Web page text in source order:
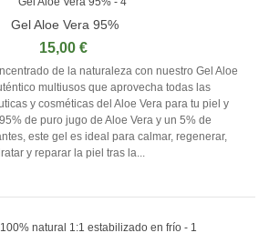
Gel Aloe Vera 95%
15,00 €
de la naturaleza con nuestro Gel Aloe
multiusos que aprovecha todas las
y cosméticas del Aloe Vera para tu piel y
de puro jugo de Aloe Vera y un 5% de
este gel es ideal para calmar, regenerar,
y reparar la piel tras la...